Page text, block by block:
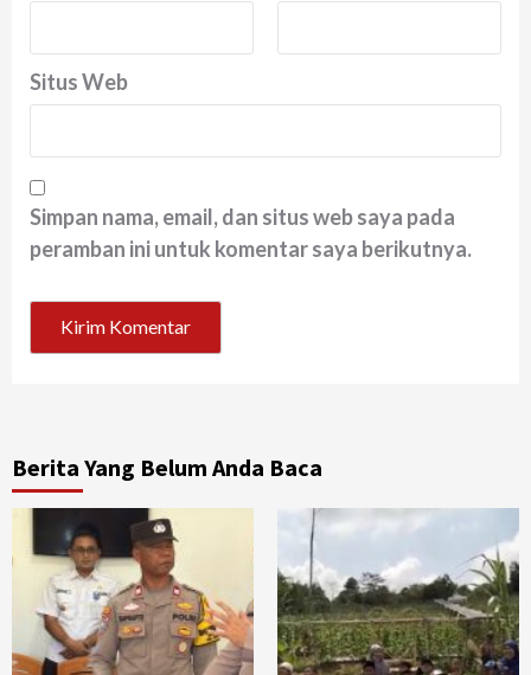
Situs Web
Simpan nama, email, dan situs web saya pada
peramban ini untuk komentar saya berikutnya.
Berita Yang Belum Anda Baca